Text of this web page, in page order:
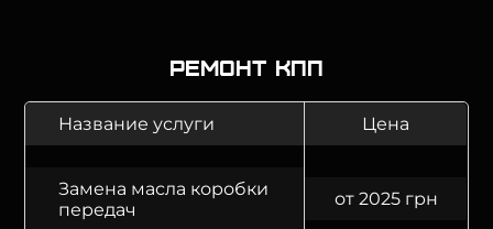
Ремонт КПП
Название услуги Цена
Замена масла коробки
передач
от 2025 грн